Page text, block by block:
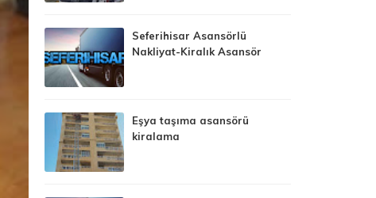
Seferihisar Asansörlü
Nakliyat-Kiralık Asansör
Eşya taşıma asansörü
kiralama